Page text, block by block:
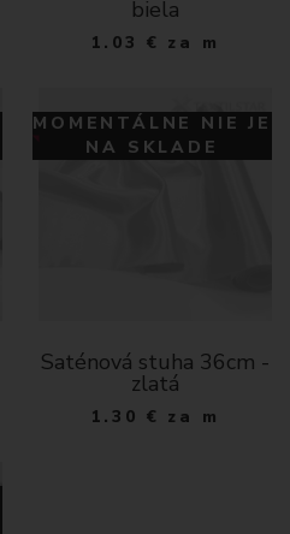
biela
1.03 € za m
MOMENTÁLNE NIE JE
NA SKLADE
Saténová stuha 36cm -
zlatá
1.30 € za m